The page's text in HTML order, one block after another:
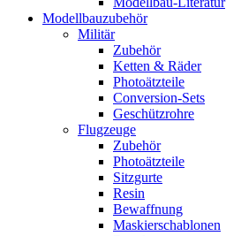
Modellbauzubehör
Militär
Zubehör
Ketten & Räder
Photoätzteile
Conversion-Sets
Geschützrohre
Flugzeuge
Zubehör
Photoätzteile
Sitzgurte
Resin
Bewaffnung
Maskierschablonen